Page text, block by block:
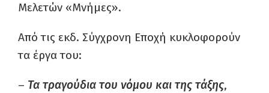
Μελετών «Μνήμες».
Από τις εκδ. Σύγχρονη Εποχή κυκλοφορούν
τα έργα του:
– Τα τραγούδια του νόμου και της τάξης,